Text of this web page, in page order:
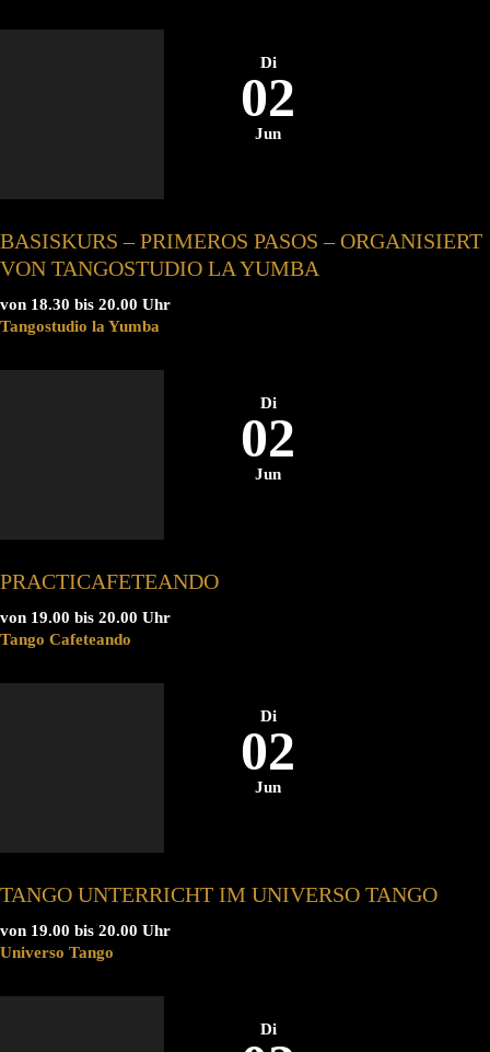
Di
02
Jun
BASISKURS – PRIMEROS PASOS – ORGANISIERT
VON TANGOSTUDIO LA YUMBA
von 18.30 bis 20.00 Uhr
Tangostudio la Yumba
Di
02
Jun
PRACTICAFETEANDO
von 19.00 bis 20.00 Uhr
Tango Cafeteando
Di
02
Jun
TANGO UNTERRICHT IM UNIVERSO TANGO
von 19.00 bis 20.00 Uhr
Universo Tango
Di